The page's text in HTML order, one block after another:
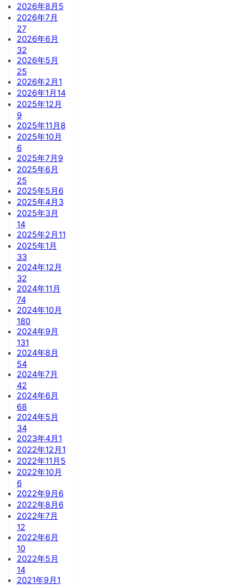
2026年8月 5
2026年7月
27
2026年6月
32
2026年5月
25
2026年2月 1
2026年1月 14
2025年12月
9
2025年11月 8
2025年10月
6
2025年7月 9
2025年6月
25
2025年5月 6
2025年4月 3
2025年3月
14
2025年2月 11
2025年1月
33
2024年12月
32
2024年11月
74
2024年10月
180
2024年9月
131
2024年8月
54
2024年7月
42
2024年6月
68
2024年5月
34
2023年4月 1
2022年12月 1
2022年11月 5
2022年10月
6
2022年9月 6
2022年8月 6
2022年7月
12
2022年6月
10
2022年5月
14
2021年9月 1